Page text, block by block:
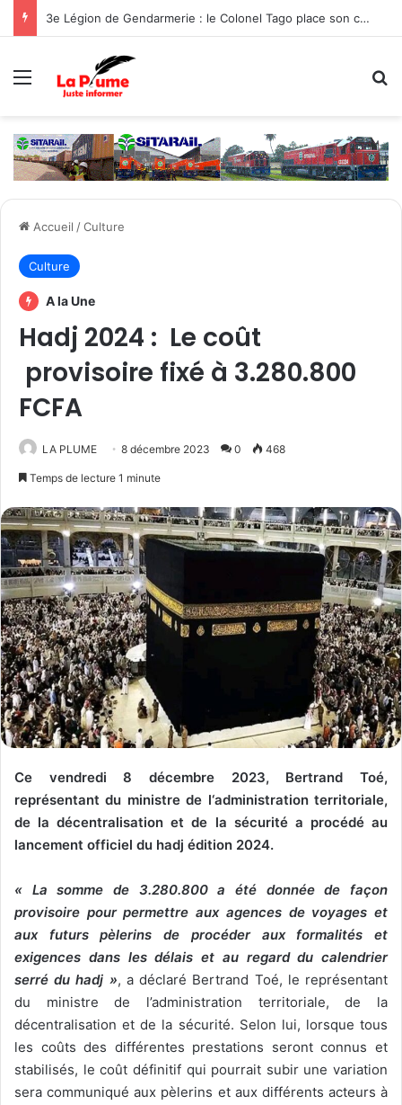
3e Légion de Gendarmerie : le Colonel Tago place son commandement sous le signe de la protection des populations
Menu
Accueil /Culture
Culture
A la Une
Hadj 2024 : Le coût
provisoire fixé à 3.280.800
FCFA
LA PLUME 8 décembre 2023 0 468
Temps de lecture 1 minute
Ce vendredi 8 décembre 2023, Bertrand Toé,
représentant du ministre de l‘administration territoriale,
de la décentralisation et de la sécurité a procédé au
lancement officiel du hadj édition 2024.
« La somme de 3.280.800 a été donnée de façon
provisoire pour permettre aux agences de voyages et
aux futurs pèlerins de procéder aux formalités et
exigences dans les délais et au regard du calendrier
serré du hadj », a déclaré Bertrand Toé, le représentant
du ministre de l’administration territoriale, de la
décentralisation et de la sécurité. Selon lui, lorsque tous
les coûts des différentes prestations seront connus et
stabilisés, le coût définitif qui pourrait subir une variation
sera communiqué aux pèlerins et aux différents acteurs à